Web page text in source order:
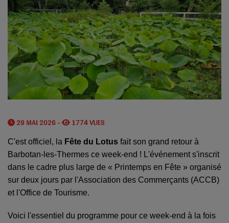
29 MAI 2026 - 1774 VUES
C'est officiel, la Fête du Lotus fait son grand retour à
Barbotan-les-Thermes ce week-end ! L'événement s'inscrit
dans le cadre plus large de « Printemps en Fête » organisé
sur deux jours par l'Association des Commerçants (ACCB)
et l'Office de Tourisme.
Voici l'essentiel du programme pour ce week-end à la fois